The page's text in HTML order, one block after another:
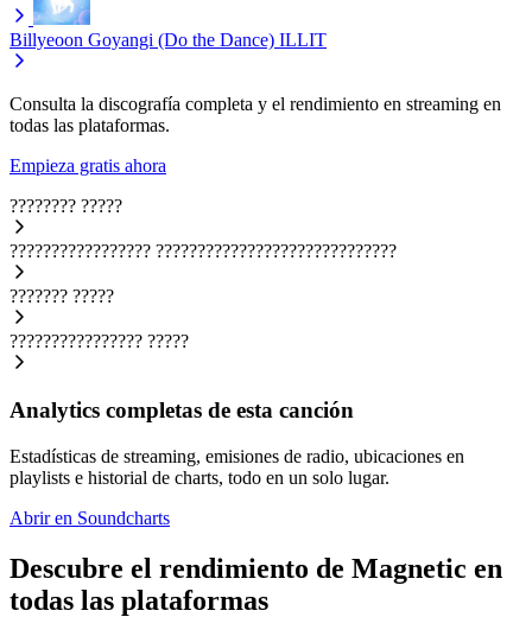
Billyeoon Goyangi (Do the Dance) ILLIT
Consulta la discografía completa y el rendimiento en streaming en
todas las plataformas.
Empieza gratis ahora
???????? ?????
????????????????? ?????????????????????????????
??????? ?????
???????????????? ?????
Analytics completas de esta canción
Estadísticas de streaming, emisiones de radio, ubicaciones en
playlists e historial de charts, todo en un solo lugar.
Abrir en Soundcharts
Descubre el rendimiento de Magnetic en
todas las plataformas